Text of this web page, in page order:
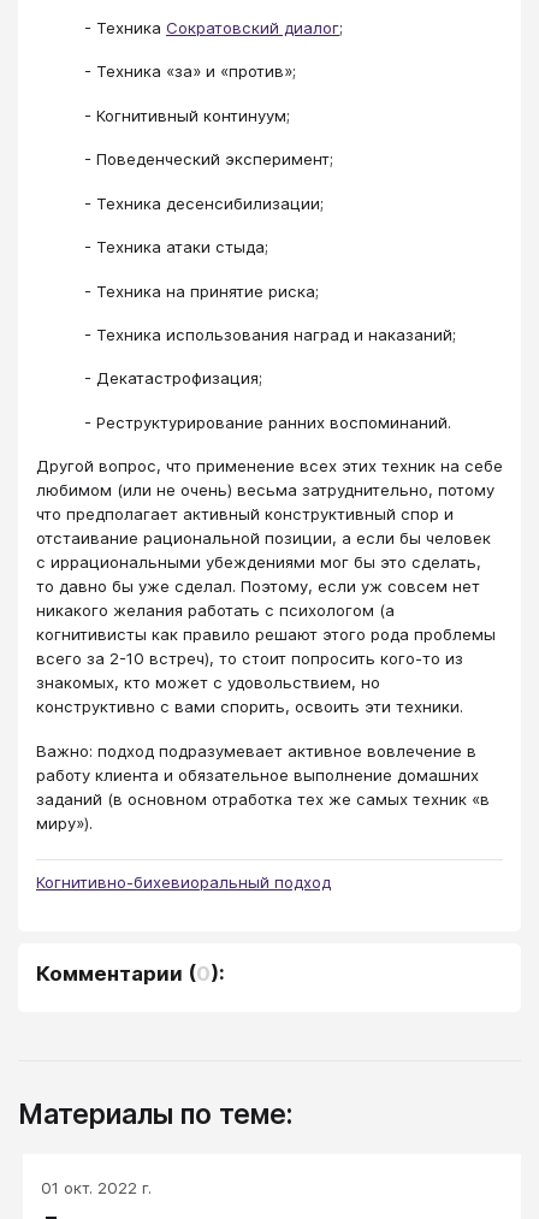
- Техника Сократовский диалог;
- Техника «за» и «против»;
- Когнитивный континуум;
- Поведенческий эксперимент;
- Техника десенсибилизации;
- Техника атаки стыда;
- Техника на принятие риска;
- Техника использования наград и наказаний;
- Декатастрофизация;
- Реструктурирование ранних воспоминаний.
Другой вопрос, что применение всех этих техник на себе
любимом (или не очень) весьма затруднительно, потому
что предполагает активный конструктивный спор и
отстаивание рациональной позиции, а если бы человек
с иррациональными убеждениями мог бы это сделать,
то давно бы уже сделал. Поэтому, если уж совсем нет
никакого желания работать с психологом (а
когнитивисты как правило решают этого рода проблемы
всего за 2-10 встреч), то стоит попросить кого-то из
знакомых, кто может с удовольствием, но
конструктивно с вами спорить, освоить эти техники.
Важно: подход подразумевает активное вовлечение в
работу клиента и обязательное выполнение домашних
заданий (в основном отработка тех же самых техник «в
миру»).
Когнитивно-бихевиоральный подход
Комментарии (0):
Материалы по теме:
01 окт. 2022 г.